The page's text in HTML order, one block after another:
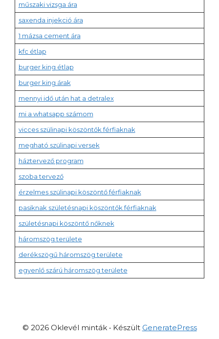
műszaki vizsga ára
saxenda injekció ára
1 mázsa cement ára
kfc étlap
burger king étlap
burger king árak
mennyi idő után hat a detralex
mi a whatsapp számom
vicces szülinapi köszöntők férfiaknak
megható szülinapi versek
háztervező program
szoba tervező
érzelmes szülinapi köszöntő férfiaknak
pasiknak születésnapi köszöntők férfiaknak
születésnapi köszöntő nőknek
háromszög területe
derékszögű háromszög területe
egyenlő szárú háromszög területe
© 2026 Oklevél minták• Készült GeneratePress